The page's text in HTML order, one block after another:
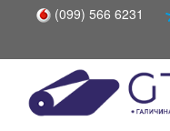
(099) 566 6231